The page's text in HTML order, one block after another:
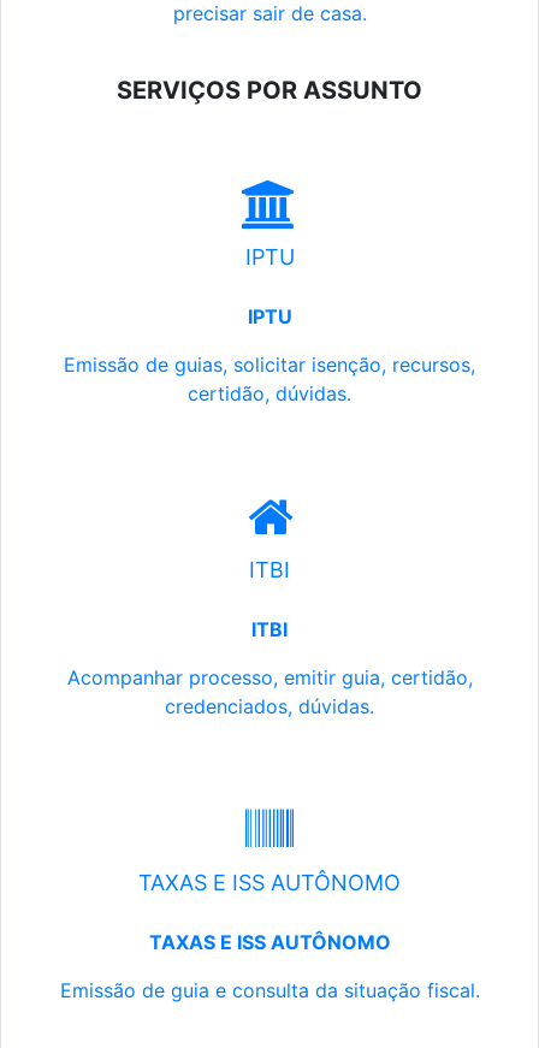
precisar sair de casa.
SERVIÇOS POR ASSUNTO
IPTU
IPTU
Emissão de guias, solicitar isenção, recursos,
certidão, dúvidas.
ITBI
ITBI
Acompanhar processo, emitir guia, certidão,
credenciados, dúvidas.
TAXAS E ISS AUTÔNOMO
TAXAS E ISS AUTÔNOMO
Emissão de guia e consulta da situação fiscal.